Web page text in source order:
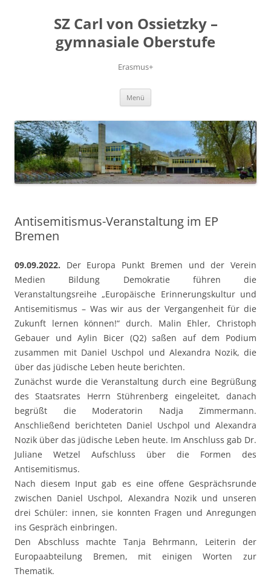
SZ Carl von Ossietzky –
gymnasiale Oberstufe
Erasmus+
Menü
Antisemitismus-Veranstaltung im EP
Bremen
09.09.2022. Der Europa Punkt Bremen und der Verein
Medien Bildung Demokratie führen die
Veranstaltungsreihe „Europäische Erinnerungskultur und
Antisemitismus – Was wir aus der Vergangenheit für die
Zukunft lernen können!“ durch. Malin Ehler, Christoph
Gebauer und Aylin Bicer (Q2) saßen auf dem Podium
zusammen mit Daniel Uschpol und Alexandra Nozik, die
über das jüdische Leben heute berichten.
Zunächst wurde die Veranstaltung durch eine Begrüßung
des Staatsrates Herrn Stührenberg eingeleitet, danach
begrüßt die Moderatorin Nadja Zimmermann.
Anschließend berichteten Daniel Uschpol und Alexandra
Nozik über das jüdische Leben heute. Im Anschluss gab Dr.
Juliane Wetzel Aufschluss über die Formen des
Antisemitismus.
Nach diesem Input gab es eine offene Gesprächsrunde
zwischen Daniel Uschpol, Alexandra Nozik und unseren
drei Schüler: innen, sie konnten Fragen und Anregungen
ins Gespräch einbringen.
Den Abschluss machte Tanja Behrmann, Leiterin der
Europaabteilung Bremen, mit einigen Worten zur
Thematik.